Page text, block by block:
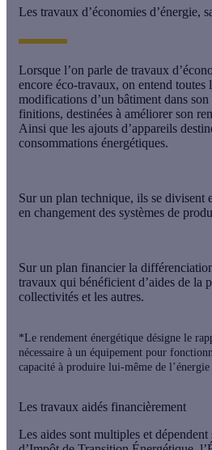
Les travaux d’économies d’énergie,
Lorsque l’on parle de travaux
encore éco-travaux, on entend toutes
modifications d’un bâtiment dans
finitions, destinées à améliorer son
Ainsi que les ajouts d’appareils
consommations énergétiques.
Sur un plan technique, ils se divisent
en changement des systèmes de
Sur un plan financier la
travaux qui bénéficient d’aides de la
collectivités et les autres.
*Le rendement énergétique désigne le
nécessaire à un équipement pour
capacité à produire lui-même de
Les travaux aidés financièrement
Les aides sont multiples et dépendent